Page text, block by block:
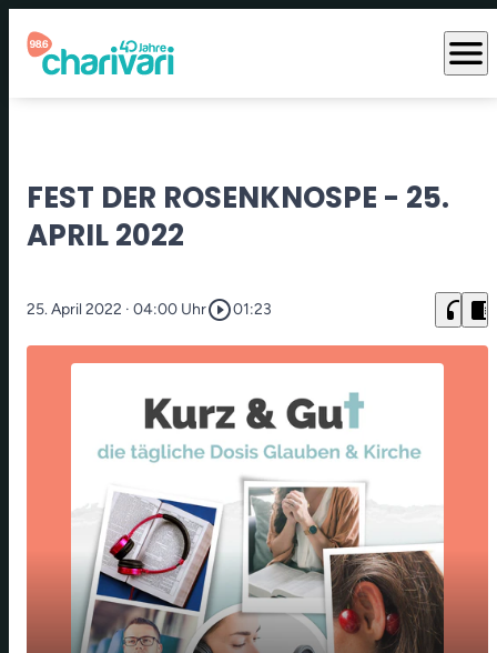
menu
FEST DER ROSENKNOSPE - 25.
APRIL 2022
25. April 2022 · 04:00 Uhrplay_circle_outline01:23 headphones chrome_reader_mode